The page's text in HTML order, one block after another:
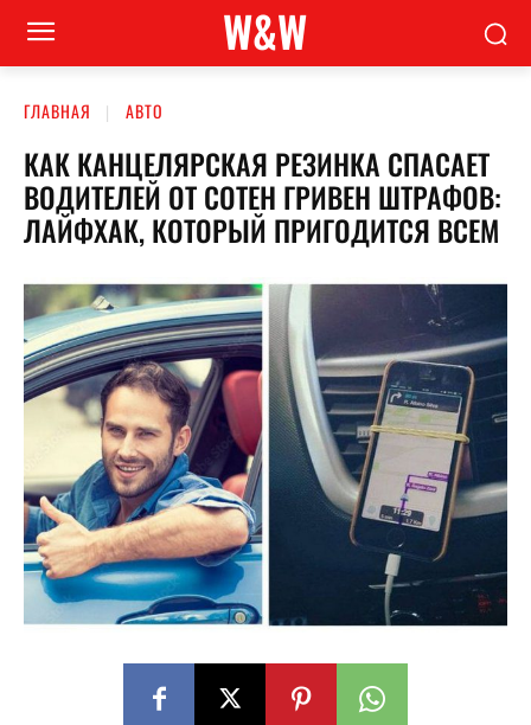
W&W
ГЛАВНАЯ АВТО
КАК КАНЦЕЛЯРСКАЯ РЕЗИНКА СПАСАЕТ
ВОДИТЕЛЕЙ ОТ СОТЕН ГРИВЕН ШТРАФОВ:
ЛАЙФХАК, КОТОРЫЙ ПРИГОДИТСЯ ВСЕМ